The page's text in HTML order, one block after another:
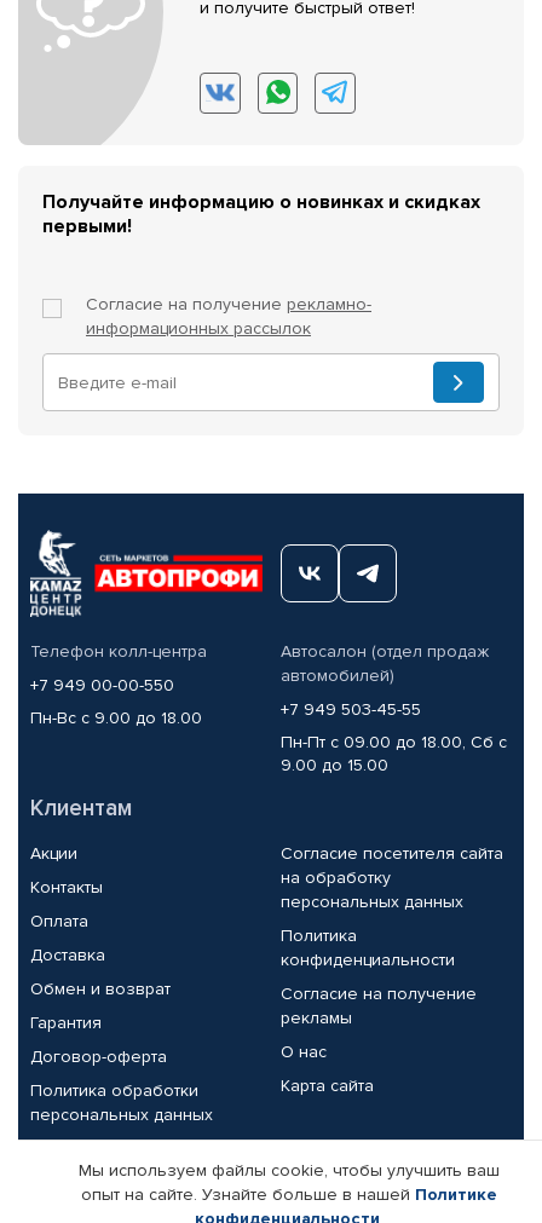
и получите быстрый ответ!
Получайте информацию о новинках и скидках
первыми!
Согласие на получение рекламно-
информационных рассылок
Телефон колл-центра
+7 949 00-00-550
Пн-Вс с 9.00 до 18.00
Автосалон (отдел продаж
автомобилей)
+7 949 503-45-55
Пн-Пт с 09.00 до 18.00, Сб с
9.00 до 15.00
Клиентам
Акции
Контакты
Оплата
Доставка
Обмен и возврат
Гарантия
Договор-оферта
Политика обработки
персональных данных
Согласие посетителя сайта
на обработку
персональных данных
Политика
конфиденциальности
Согласие на получение
рекламы
О нас
Карта сайта
Партнерам
Корпоративным клиентам Реквизиты компании
Мы используем файлы cookie, чтобы улучшить ваш
опыт на сайте. Узнайте больше в нашей Политике
конфиденциальности